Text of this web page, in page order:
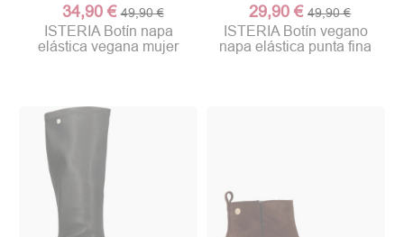
34,90 € 49,90 €
ISTERIA Botín napa
elástica vegana mujer
29,90 € 49,90 €
ISTERIA Botín vegano
napa elástica punta fina